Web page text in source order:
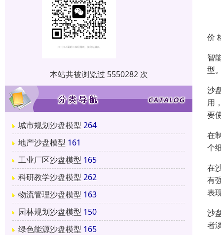
本站共被浏览过 5550282 次
城市规划沙盘模型 264
地产沙盘模型 161
工业厂区沙盘模型 165
科研教学沙盘模型 262
物流管理沙盘模型 163
园林规划沙盘模型 150
绿色能源沙盘模型 165
价
智
型
沙
用
要
在
个
在
有
表
沙
者